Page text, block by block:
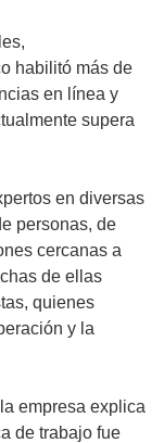
habilitó más de
en línea y
supera
en diversas
personas, de
cercanas a
de ellas
quienes
y la
empresa explica
de trabajo fue